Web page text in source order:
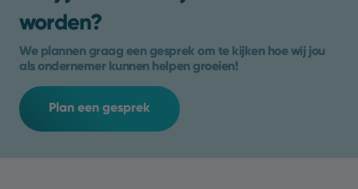
worden?
We plannen graag een gesprek om te kijken hoe wij jou
als ondernemer kunnen helpen groeien!
Plan een gesprek